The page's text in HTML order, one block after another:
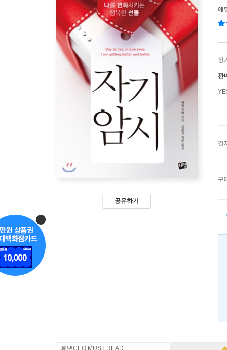
공유하기
에
정
판
결
구